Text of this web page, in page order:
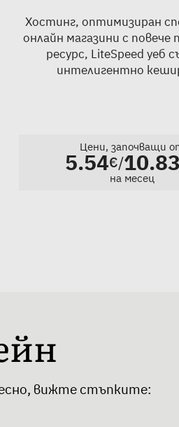
Хостинг, оптимизиран
онлайн магазини с повече
ресурс, LiteSpeed уеб
интелигентно
Цени, започващи
5.54€/10.83
на месец
вижте стъпките: